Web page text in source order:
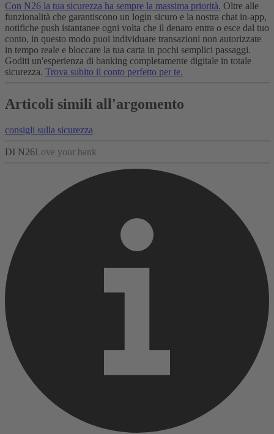
Con N26 la tua sicurezza ha sempre la massima priorità. Oltre alle
funzionalità che garantiscono un login sicuro e la nostra chat in-app,
notifiche push istantanee ogni volta che il denaro entra o esce dal tuo
conto, in questo modo puoi individuare transazioni non autorizzate
in tempo reale e bloccare la tua carta in pochi semplici passaggi.
Goditi un'esperienza di banking completamente digitale in totale
sicurezza. Trova subito il conto perfetto per te.
Articoli simili all'argomento
consigli sulla sicurezza
DI N26Love your bank